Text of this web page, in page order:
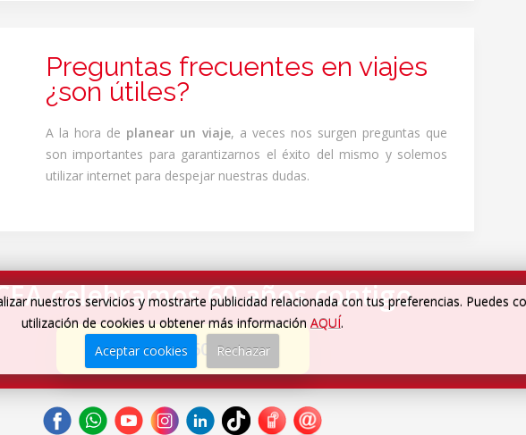
Preguntas frecuentes en viajes
¿son útiles?
A la hora de planear un viaje, a veces nos surgen preguntas que
son importantes para garantizarnos el éxito del mismo y solemos
utilizar internet para despejar nuestras dudas.
celebramos 60 años contigo
Cumplimos 60 años→
nuestros servicios y mostrarte publicidad relacionada con tus preferencias. Puedes
utilización de cookies u obtener más información AQUÍ.
Aceptar cookies
Rechazar